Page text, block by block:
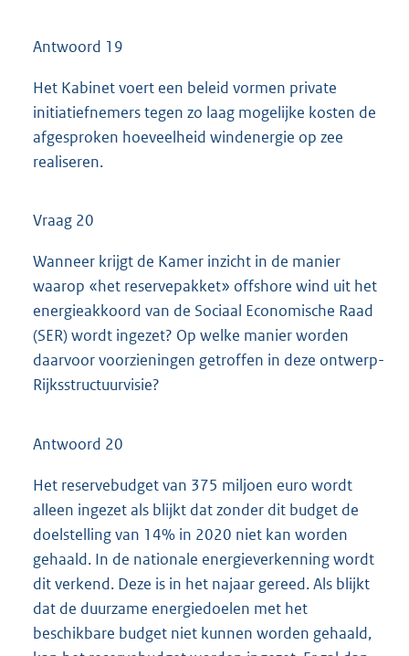
Antwoord 19
Het Kabinet voert een beleid vormen private
initiatiefnemers tegen zo laag mogelijke kosten de
afgesproken hoeveelheid windenergie op zee
realiseren.
Vraag 20
Wanneer krijgt de Kamer inzicht in de manier
waarop «het reservepakket» offshore wind uit het
energieakkoord van de Sociaal Economische Raad
(SER) wordt ingezet? Op welke manier worden
daarvoor voorzieningen getroffen in deze ontwerp-
Rijksstructuurvisie?
Antwoord 20
Het reservebudget van 375 miljoen euro wordt
alleen ingezet als blijkt dat zonder dit budget de
doelstelling van 14% in 2020 niet kan worden
gehaald. In de nationale energieverkenning wordt
dit verkend. Deze is in het najaar gereed. Als blijkt
dat de duurzame energiedoelen met het
beschikbare budget niet kunnen worden gehaald,